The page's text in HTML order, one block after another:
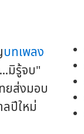
บทเพลง
มิรู้จบ"
ยส่งมอบ
ปีใหม่